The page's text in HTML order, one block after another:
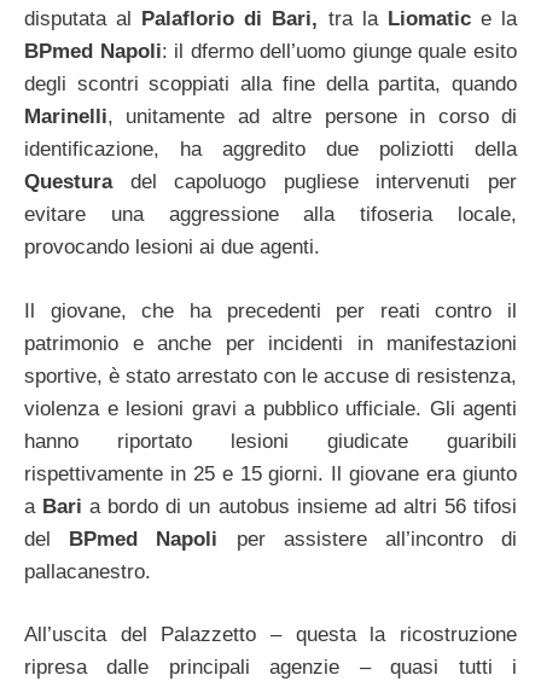
disputata al
Palaflorio di Bari, tra la Liomatice la
BPmed Napoli: il dfermo dell’uomo giunge quale esito
degli scontri scoppiati alla fine della partita, quando
Marinelli, unitamente ad altre persone in corso di
identificazione, ha aggredito due poliziotti della
Questuradel capoluogo pugliese intervenuti per
evitare una aggressione alla tifoseria locale,
provocando lesioni ai due agenti.
Il giovane, che ha precedenti per reati contro il
patrimonio e anche per incidenti in manifestazioni
sportive, è stato arrestato con le accuse di resistenza,
violenza e lesioni gravi a pubblico ufficiale. Gli agenti
hanno riportato lesioni giudicate guaribili
rispettivamente in 25 e 15 giorni. Il giovane era giunto
a Bari a bordo di un autobus insieme ad altri 56 tifosi
del BPmed Napoli per assistere all’incontro di
pallacanestro.
All’uscita del Palazzetto – questa la ricostruzione
ripresa dalle principali agenzie – quasi tutti i